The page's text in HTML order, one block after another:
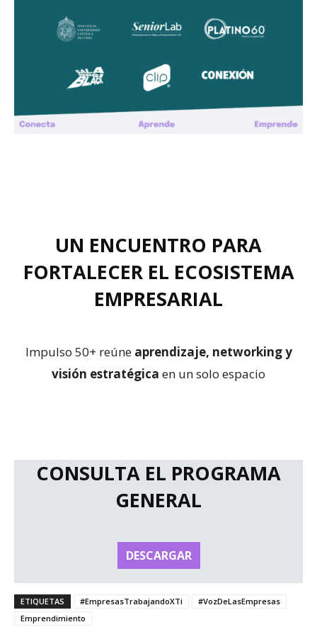
UN ENCUENTRO PARA
FORTALECER EL ECOSISTEMA
EMPRESARIAL
Impulso 50+ reúneaprendizaje, networking y
visión estratégica en un solo espacio
CONSULTA EL PROGRAMA
GENERAL
DESCARGAR
ETIQUETAS #EmpresasTrabajandoXTi
#VozDeLasEmpresas
Emprendimiento